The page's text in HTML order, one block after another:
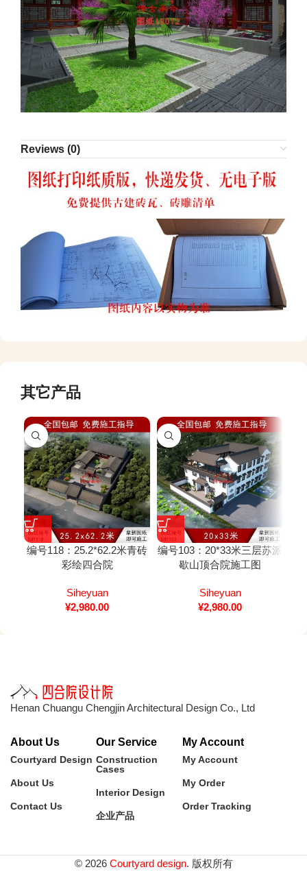
Reviews (0)
其它产品
编号118：25.2*62.2米青砖
彩绘四合院
Siheyuan
¥2,980.00
编号103：20*33米三层苏派
歇山顶合院施工图
Siheyuan
¥2,980.00
Henan Chuangu Chengjin Architectural Design Co., Ltd
About Us
Courtyard Design
About Us
Contact Us
Our Service
Construction
Cases
Interior Design
企业产品
My Account
My Account
My Order
Order Tracking
© 2026 Courtyard design. 版权所有